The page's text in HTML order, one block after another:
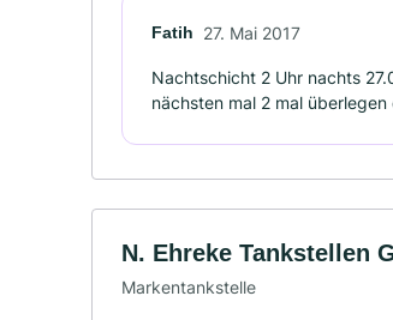
Fatih 27. Mai 2017
Nachtschicht 2 Uhr nachts
nächsten mal 2 mal
N. Ehreke Tankstellen
Markentankstelle